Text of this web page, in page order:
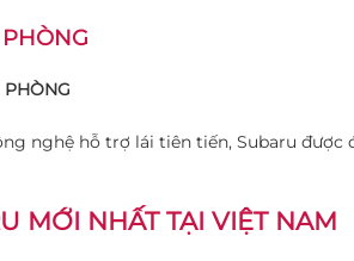
PHÒNG
nghệ hỗ trợ lái tiên tiến, Subaru được
MỚI NHẤT TẠI VIỆT NAM